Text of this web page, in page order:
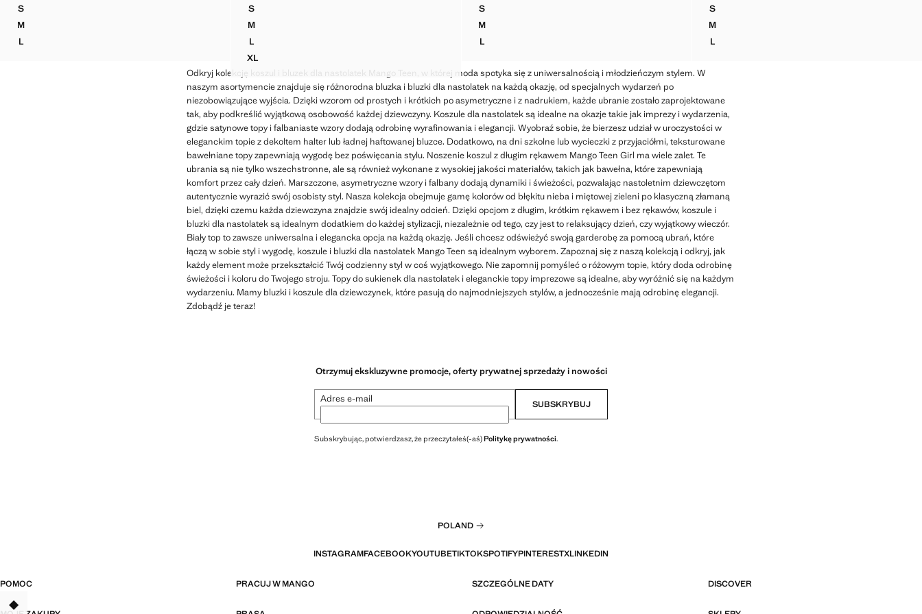
SKOPERTOWA BLUZKA Z DEKOLTEM W SEREK
MKOPERTOWA BLUZKA Z DEKOLTEM W SEREK
L
KOPERTOWA BLUZKA Z DEKOLTEM W SEREK
SKOSZULA BEZ RĘKAWÓW W PASKI
MKOSZULA BEZ RĘKAWÓW W PASKI
L
KOSZULA BEZ RĘKAWÓW W PASKI
XLKOSZULA BEZ RĘKAWÓW W PASKI
SKOSZULA Z MIESZANKI BAWEŁNY W PASKI
MKOSZULA Z MIESZANKI BAWEŁNY W PASKI
LKOSZULA Z MIESZANKI BAWEŁNY W PASKI
SBLUZKA Z SZYFONU Z WIĄZANIEM
MBLUZKA Z SZYFONU Z WIĄZANIEM
LBLUZKA Z SZYFONU Z WIĄZANIEM
Odkryj kolekcję koszul i bluzek dla nastolatek Mango Teen, w której moda spotyka się z uniwersalnością i młodzieńczym stylem. W
naszym asortymencie znajduje się różnorodna bluzka i bluzki dla nastolatek na każdą okazję, od specjalnych wydarzeń po
niezobowiązujące wyjścia. Dzięki wzorom od prostych i krótkich po asymetryczne i z nadrukiem, każde ubranie zostało zaprojektowane
tak, aby podkreślić wyjątkową osobowość każdej dziewczyny. Koszule dla nastolatek są idealne na okazje takie jak imprezy i wydarzenia,
gdzie satynowe topy i falbaniaste wzory dodają odrobinę wyrafinowania i elegancji. Wyobraź sobie, że bierzesz udział w uroczystości w
eleganckim topie z dekoltem halter lub ładnej haftowanej bluzce. Dodatkowo, na dni szkolne lub wycieczki z przyjaciółmi, teksturowane
bawełniane topy zapewniają wygodę bez poświęcania stylu. Noszenie koszul z długim rękawem Mango Teen Girl ma wiele zalet. Te
ubrania są nie tylko wszechstronne, ale są również wykonane z wysokiej jakości materiałów, takich jak bawełna, które zapewniają
komfort przez cały dzień. Marszczone, asymetryczne wzory i falbany dodają dynamiki i świeżości, pozwalając nastoletnim dziewczętom
autentycznie wyrazić swój osobisty styl. Nasza kolekcja obejmuje gamę kolorów od błękitu nieba i miętowej zieleni po klasyczną złamaną
biel, dzięki czemu każda dziewczyna znajdzie swój idealny odcień. Dzięki opcjom z długim, krótkim rękawem i bez rękawów, koszule i
bluzki dla nastolatek są idealnym dodatkiem do każdej stylizacji, niezależnie od tego, czy jest to relaksujący dzień, czy wyjątkowy wieczór.
Biały top to zawsze uniwersalna i elegancka opcja na każdą okazję. Jeśli chcesz odświeżyć swoją garderobę za pomocą ubrań, które
łączą w sobie styl i wygodę, koszule i bluzki dla nastolatek Mango Teen są idealnym wyborem. Zapoznaj się z naszą kolekcją i odkryj, jak
każdy element może przekształcić Twój codzienny styl w coś wyjątkowego. Nie zapomnij pomyśleć o różowym topie, który doda odrobinę
świeżości i koloru do Twojego stroju. Topy do sukienek dla nastolatek i eleganckie topy imprezowe są idealne, aby wyróżnić się na każdym
wydarzeniu. Mamy bluzki i koszule dla dziewczynek, które pasują do najmodniejszych stylów, a jednocześnie mają odrobinę elegancji.
Zdobądź je teraz!
Otrzymuj ekskluzywne promocje, oferty prywatnej sprzedaży i nowości
Adres e-mail SUBSKRYBUJ
Subskrybując, potwierdzasz, że przeczytałeś(-aś)Politykę prywatności.
POLAND
INSTAGRAMFACEBOOKYOUTUBETIKTOKSPOTIFYPINTERESTXLINKEDIN
POMOC PRACUJ W MANGO SZCZEGÓLNE DATY DISCOVER